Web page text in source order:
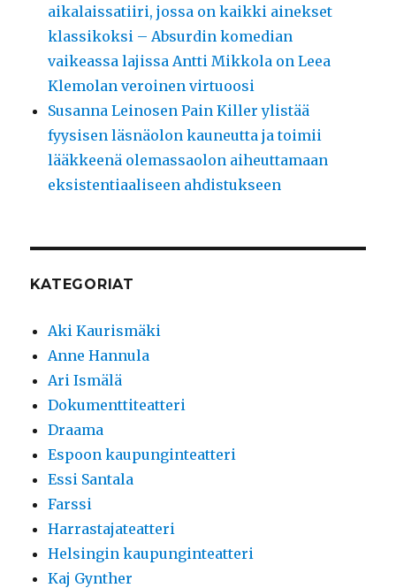
aikalaissatiiri, jossa on kaikki ainekset
klassikoksi – Absurdin komedian
vaikeassa lajissa Antti Mikkola on Leea
Klemolan veroinen virtuoosi
Susanna Leinosen Pain Killer ylistää
fyysisen läsnäolon kauneutta ja toimii
lääkkeenä olemassaolon aiheuttamaan
eksistentiaaliseen ahdistukseen
KATEGORIAT
Aki Kaurismäki
Anne Hannula
Ari Ismälä
Dokumenttiteatteri
Draama
Espoon kaupunginteatteri
Essi Santala
Farssi
Harrastajateatteri
Helsingin kaupunginteatteri
Kaj Gynther